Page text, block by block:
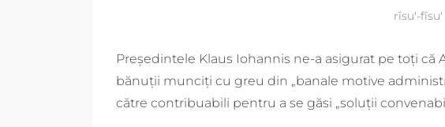
rîsu'-fîsu'
Președintele Klaus Iohannis ne-a asigurat pe toți că
bănuții munciți cu greu din „banale motive
către contribuabili pentru a se găsi „soluții